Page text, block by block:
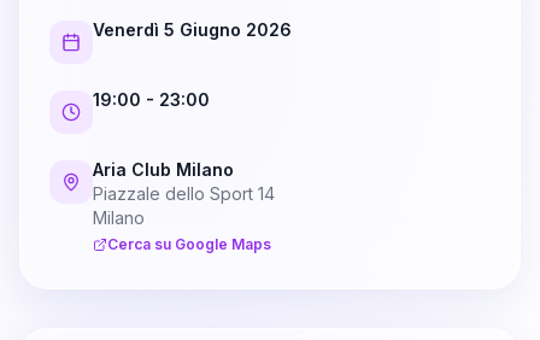
Venerdì 5 Giugno 2026
19:00 - 23:00
Aria Club Milano
Piazzale dello Sport 14
Milano
Cerca su Google Maps